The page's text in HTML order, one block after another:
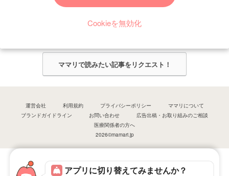
アプリに切り替えてみませんか？
Cookieを無効化
今ママリで読みたい記事は何ですか？
ママリ編集部がみなさんのご意見をもとに記事を作成させていただきま
ママリで読みたい記事をリクエスト！
運営会社 利用規約 プライバシーポリシー
ママリについて
ブランドガイドライン
お問い合わせ
広告出稿・お取り組みのご相談
医療関係者の方へ
2026©mamari.jp